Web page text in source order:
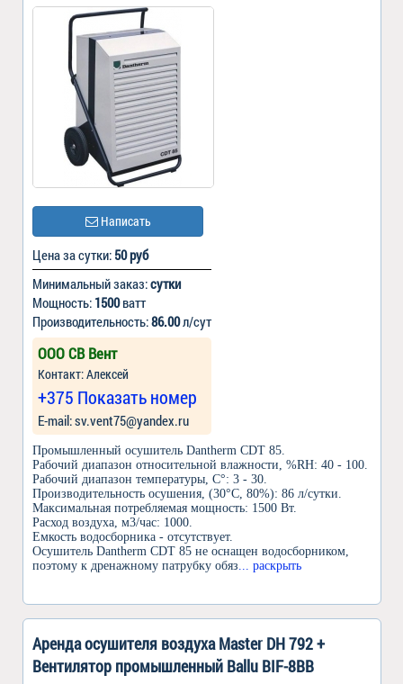
Написать
Цена за сутки: 50 руб
Минимальный заказ:сутки
Мощность: 1500ватт
Производительность:86.00л/сут
ООО СВ Вент
Контакт: Алексей
+375 Показать номер
Е-mail: sv.vent75@yandex.ru
Промышленный осушитель Dantherm CDT 85.
Рабочий диапазон относительной влажности, %RH: 40 - 100.
Рабочий диапазон температуры, С°: 3 - 30.
Производительность осушения, (30°С, 80%): 86 л/сутки.
Максимальная потребляемая мощность: 1500 Вт.
Расход воздуха, м3/час: 1000.
Емкость водосборника - отсутствует.
Осушитель Dantherm CDT 85 не оснащен водосборником,
поэтому к дренажному патрубку обяз... раскрыть
Аренда осушителя воздуха Master DH 792 +
Вентилятор промышленный Ballu BIF-8BB